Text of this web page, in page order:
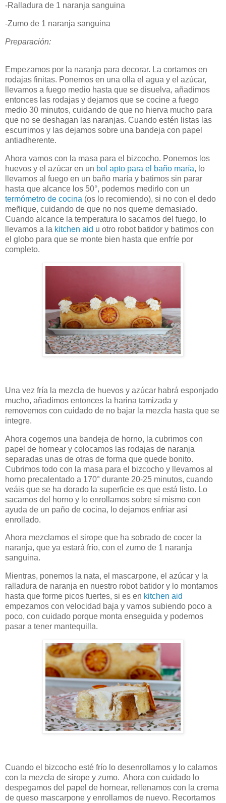
-Ralladura de 1 naranja sanguina
-Zumo de 1 naranja sanguina
Preparación:
Empezamos por la naranja para decorar. La cortamos en
rodajas finitas. Ponemos en una olla el agua y el azúcar,
llevamos a fuego medio hasta que se disuelva, añadimos
entonces las rodajas y dejamos que se cocine a fuego
medio 30 minutos, cuidando de que no hierva mucho para
que no se deshagan las naranjas. Cuando estén listas las
escurrimos y las dejamos sobre una bandeja con papel
antiadherente.
Ahora vamos con la masa para el bizcocho. Ponemos los
huevos y el azúcar en un bol apto para el baño maría, lo
llevamos al fuego en un baño maría y batimos sin parar
hasta que alcance los 50°, podemos medirlo con un
termómetro de cocina (os lo recomiendo), si no con el dedo
meñique, cuidando de que no nos queme demasiado.
Cuando alcance la temperatura lo sacamos del fuego, lo
llevamos a la kitchen aid u otro robot batidor y batimos con
el globo para que se monte bien hasta que enfríe por
completo.
Una vez fría la mezcla de huevos y azúcar habrá esponjado
mucho, añadimos entonces la harina tamizada y
removemos con cuidado de no bajar la mezcla hasta que se
integre.
Ahora cogemos una bandeja de horno, la cubrimos con
papel de hornear y colocamos las rodajas de naranja
separadas unas de otras de forma que quede bonito.
Cubrimos todo con la masa para el bizcocho y llevamos al
horno precalentado a 170° durante 20-25 minutos, cuando
veáis que se ha dorado la superficie es que está listo. Lo
sacamos del horno y lo enrollamos sobre sí mismo con
ayuda de un paño de cocina, lo dejamos enfriar así
enrollado.
Ahora mezclamos el sirope que ha sobrado de cocer la
naranja, que ya estará frío, con el zumo de 1 naranja
sanguina.
Mientras, ponemos la nata, el mascarpone, el azúcar y la
ralladura de naranja en nuestro robot batidor y lo montamos
hasta que forme picos fuertes, si es en kitchen aid
empezamos con velocidad baja y vamos subiendo poco a
poco, con cuidado porque monta enseguida y podemos
pasar a tener mantequilla.
Cuando el bizcocho esté frío lo desenrollamos y lo calamos
con la mezcla de sirope y zumo. Ahora con cuidado lo
despegamos del papel de hornear, rellenamos con la crema
de queso mascarpone y enrollamos de nuevo. Recortamos